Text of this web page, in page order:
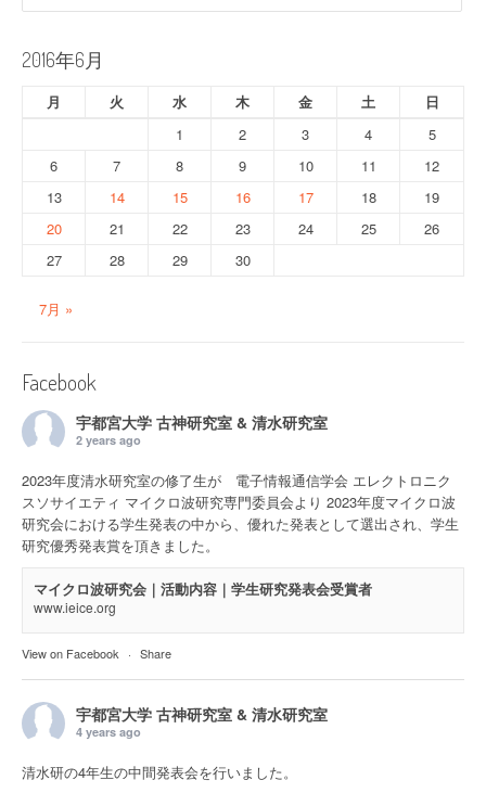
シ
ョ
2016年6月
月 火 水 木 金 土
日
1
2 3 4
5
6
7 8 9 10 11
12
13
14 15 16 17 18
19
20
21 22 23 24 25
26
27
28 29 30
7月 »
Facebook
宇都宮大学 古神研究室 & 清水研究室
2 years ago
2023年度清水研究室の修了生が 電子情報通信学会 エレクトロニク
スソサイエティ マイクロ波研究専門委員会より 2023年度マイクロ波
研究会における学生発表の中から、優れた発表として選出され、学生
研究優秀発表賞を頂きました。
マイクロ波研究会｜活動内容｜学生研究発表会受賞者
www.ieice.org
View on Facebook · Share
宇都宮大学 古神研究室 & 清水研究室
4 years ago
清水研の4年生の中間発表会を行いました。